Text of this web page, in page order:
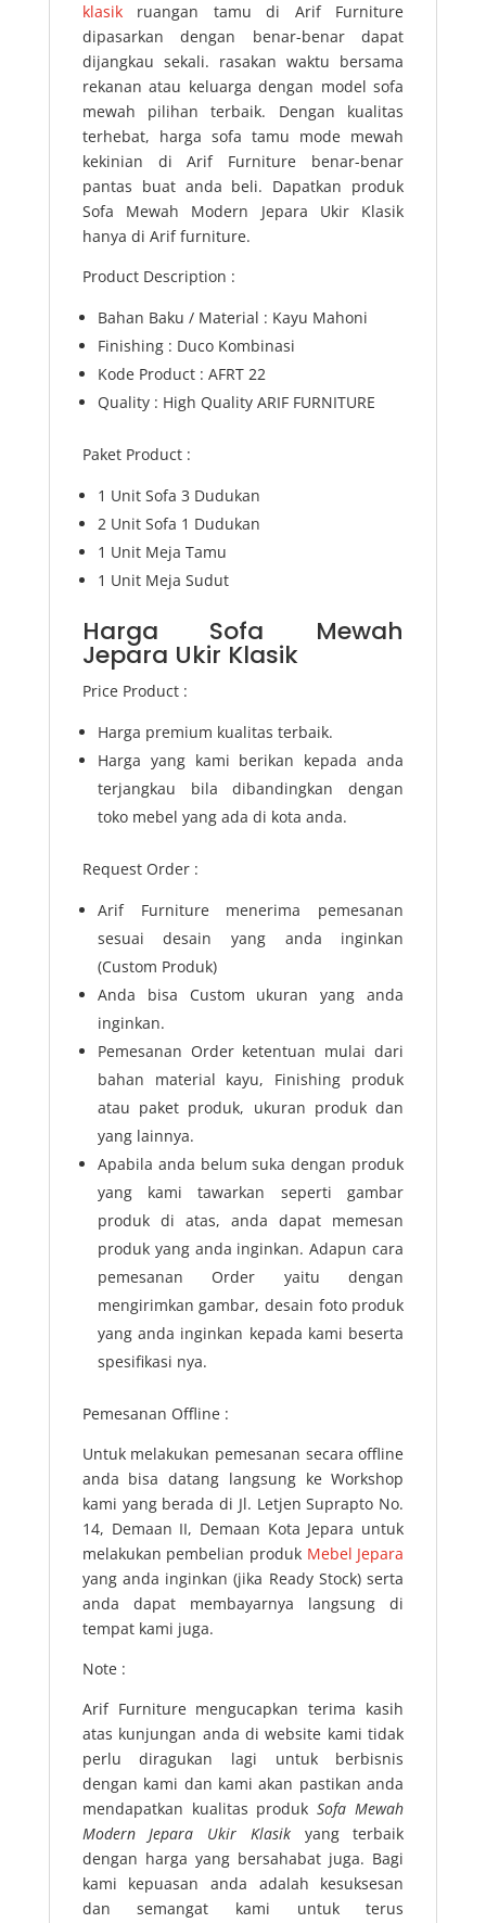
klasikruangan tamu di Arif Furniture
dipasarkan dengan benar-benar dapat
dijangkau sekali. rasakan waktu bersama
rekanan atau keluarga dengan model sofa
mewah pilihan terbaik. Dengan kualitas
terhebat, harga sofa tamu mode mewah
kekinian di Arif Furniture benar-benar
pantas buat anda beli. Dapatkan produk
Sofa Mewah Modern Jepara Ukir Klasik
hanya di Arif furniture.
Product Description :
Bahan Baku / Material : Kayu Mahoni
Finishing : Duco Kombinasi
Kode Product : AFRT 22
Quality : High Quality ARIF FURNITURE
Paket Product :
1 Unit Sofa 3 Dudukan
2 Unit Sofa 1 Dudukan
1 Unit Meja Tamu
1 Unit Meja Sudut
Harga Sofa Mewah
Jepara Ukir Klasik
Price Product :
Harga premium kualitas terbaik.
Harga yang kami berikan kepada anda
terjangkau bila dibandingkan dengan
toko mebel yang ada di kota anda.
Request Order :
Arif Furniture menerima pemesanan
sesuai desain yang anda inginkan
(Custom Produk)
Anda bisa Custom ukuran yang anda
inginkan.
Pemesanan Order ketentuan mulai dari
bahan material kayu, Finishing produk
atau paket produk, ukuran produk dan
yang lainnya.
Apabila anda belum suka dengan produk
yang kami tawarkan seperti gambar
produk di atas, anda dapat memesan
produk yang anda inginkan. Adapun cara
pemesanan Order yaitu dengan
mengirimkan gambar, desain foto produk
yang anda inginkan kepada kami beserta
spesifikasi nya.
Pemesanan Offline :
Untuk melakukan pemesanan secara offline
anda bisa datang langsung ke Workshop
kami yang berada di Jl. Letjen Suprapto No.
14, Demaan II, Demaan Kota Jepara untuk
melakukan pembelian produk Mebel Jepara
yang anda inginkan (jika Ready Stock) serta
anda dapat membayarnya langsung di
tempat kami juga.
Note :
Arif Furniture mengucapkan terima kasih
atas kunjungan anda di website kami tidak
perlu diragukan lagi untuk berbisnis
dengan kami dan kami akan pastikan anda
mendapatkan kualitas produkSofa Mewah
Modern Jepara Ukir Klasikyang terbaik
dengan harga yang bersahabat juga. Bagi
kami kepuasan anda adalah kesuksesan
dan semangat kami untuk terus